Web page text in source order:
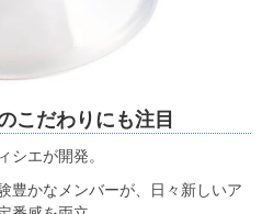
こだわりにも注目
シエが開発。
豊かなメンバーが、日々新しいア